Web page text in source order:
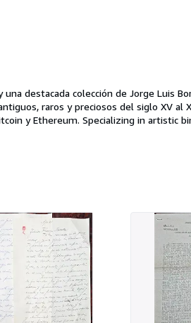
destacada colección de Jorge Luis
raros y preciosos del siglo XV al
y Ethereum. Specializing in artistic
poets and writers and hold valuable